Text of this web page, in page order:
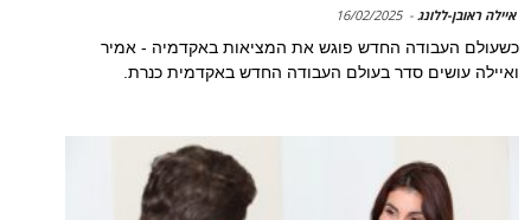
איילה ראובן-ללונג -
16/02/2025
כשעולם העבודה החדש פוגש את המציאות באקדמיה - אמיר
ואיילה עושים סדר בעולם העבודה החדש באקדמית כנרת.